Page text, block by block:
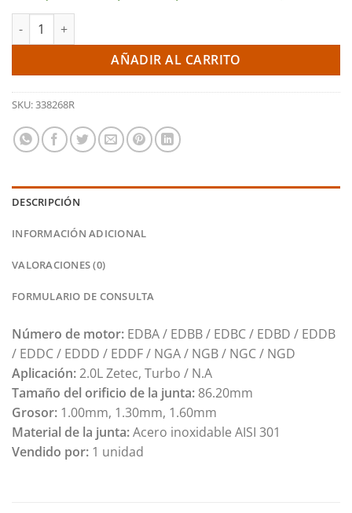
Junta de culata 86.20mmx1.30mm - Ford 2.0L Zetec (Athena)
AÑADIR AL CARRITO
SKU:338268R
DESCRIPCIÓN
INFORMACIÓN ADICIONAL
VALORACIONES (0)
FORMULARIO DE CONSULTA
Número de motor: EDBA / EDBB / EDBC / EDBD / EDDB
/ EDDC / EDDD / EDDF / NGA / NGB / NGC / NGD
Aplicación:2.0L Zetec, Turbo / N.A
Tamaño del orificio de la junta: 86.20mm
Grosor: 1.00mm, 1.30mm, 1.60mm
Material de la junta:Acero inoxidable AISI 301
Vendido por: 1 unidad